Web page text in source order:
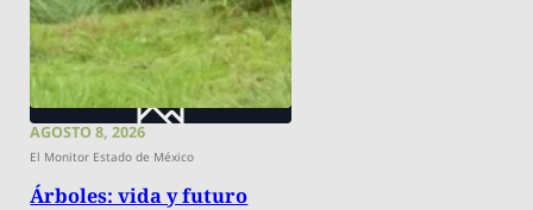
AGOSTO 8, 2026
El Monitor Estado de México
Árboles: vida y futuro